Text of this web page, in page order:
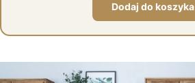
Dodaj do koszyka